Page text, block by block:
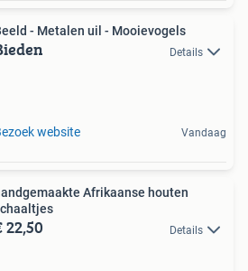
- Metalen uil - Mooievogels
Details
website Vandaag
Afrikaanse houten
22,50 Details